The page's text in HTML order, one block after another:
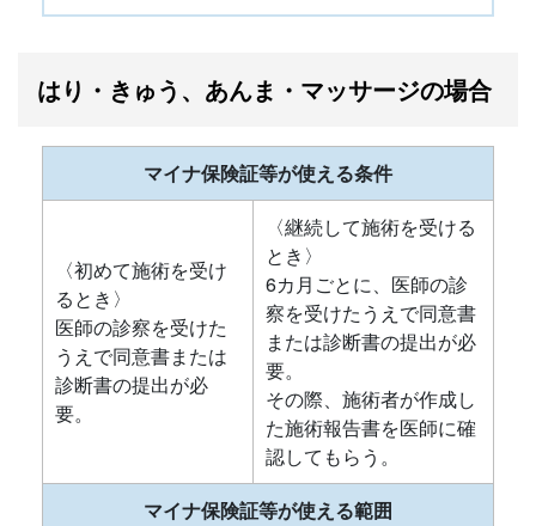
はり・きゅう、あんま・マッサージの場合
マイナ保険証等が使える条件
〈初めて施術を受け
るとき〉
医師の診察を受けた
うえで同意書または
診断書の提出が必
要。
〈継続して施術を受ける
とき〉
6カ月ごとに、医師の診
察を受けたうえで同意書
または診断書の提出が必
要。
その際、施術者が作成し
た施術報告書を医師に確
認してもらう。
マイナ保険証等が使える範囲